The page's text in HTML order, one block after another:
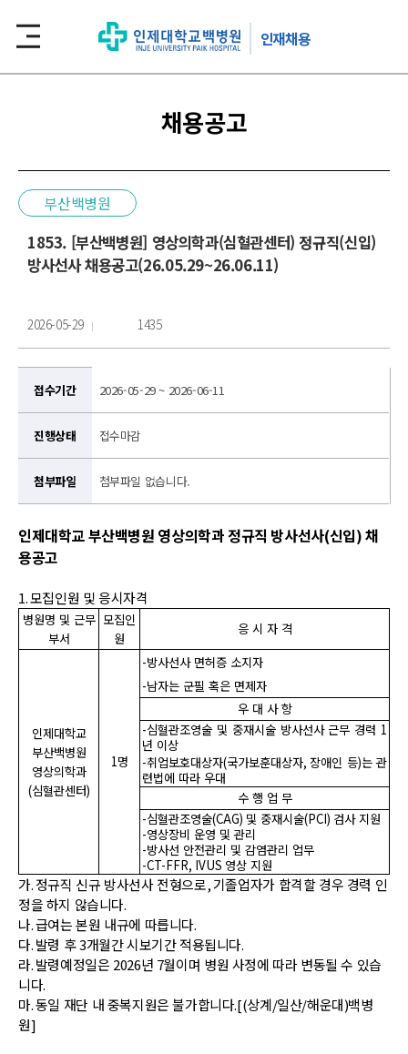
인재채용
채용공고
부산백병원
1853. [부산백병원] 영상의학과(심혈관센터) 정규직(신입)
방사선사 채용공고(26.05.29~26.06.11)
2026-05-29 1435
접수기간 2026-05-29 ~ 2026-06-11
진행상태 접수마감
첨부파일 첨부파일 없습니다.
인제대학교 부산백병원 영상의학과 정규직 방사선사(신입)채
용공고
1.모집인원 및 응시자격
병원명 및 근무
부서
모집인
원
응 시 자 격
인제대학교
부산백병원
영상의학과
(심혈관센터)
1명
-방사선사 면허증 소지자
-남자는 군필 혹은 면제자
우 대 사 항
-심혈관조영술 및 중재시술 방사선사 근무 경력 1
년 이상
-취업보호대상자(국가보훈대상자,장애인 등)는 관
련법에 따라 우대
수 행 업 무
-심혈관조영술(CAG) 및 중재시술(PCI) 검사 지원
-영상장비 운영 및 관리
-방사선 안전관리 및 감염관리 업무
-CT-FFR, IVUS 영상 지원
가.정규직 신규 방사선사 전형으로,기졸업자가 합격할 경우 경력 인
정을 하지 않습니다.
나.급여는 본원 내규에 따릅니다.
다.발령 후3개월간 시보기간 적용됩니다.
라.발령예정일은 2026년 7월이며 병원 사정에 따라 변동될 수 있습
니다.
마.동일 재단 내 중복지원은 불가합니다.[(상계/일산/해운대)백병
원]